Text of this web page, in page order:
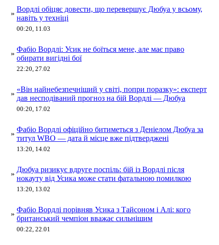
»
Вордлі обіцяє довести, що перевершує Дюбуа у всьому,
навіть у техніці
00:20, 11.03
»
Фабіо Вордлі: Усик не боїться мене, але має право
обирати вигідні бої
22:20, 27.02
»
«Він найнебезпечніший у світі, попри поразку»: експерт
дав несподіваний прогноз на бій Вордлі — Дюбуа
00:20, 17.02
»
Фабіо Вордлі офіційно битиметься з Деніелом Дюбуа за
титул WBO — дата й місце вже підтверджені
13:20, 14.02
»
Дюбуа ризикує вдруге поспіль: бій із Вордлі після
нокауту від Усика може стати фатальною помилкою
13:20, 13.02
»
Фабіо Вордлі порівняв Усика з Тайсоном і Алі: кого
британський чемпіон вважає сильнішим
00:22, 22.01